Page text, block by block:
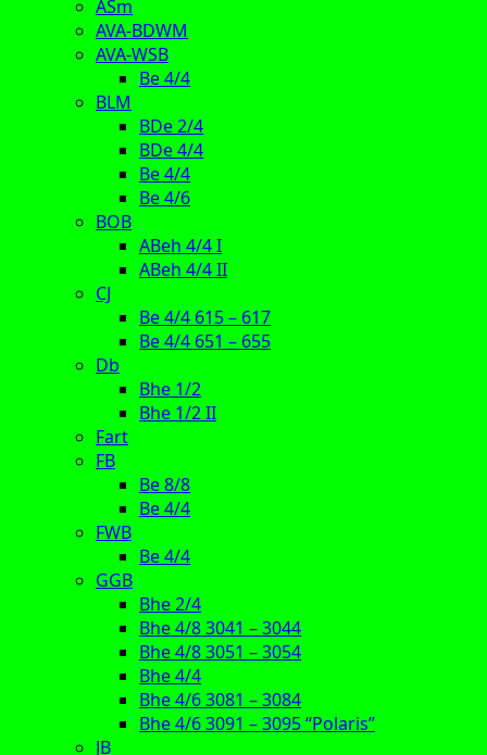
ASm
AVA-BDWM
AVA-WSB
Be 4/4
BLM
BDe 2/4
BDe 4/4
Be 4/4
Be 4/6
BOB
ABeh 4/4 I
ABeh 4/4 II
CJ
Be 4/4 615 – 617
Be 4/4 651 – 655
Db
Bhe 1/2
Bhe 1/2 II
Fart
FB
Be 8/8
Be 4/4
FWB
Be 4/4
GGB
Bhe 2/4
Bhe 4/8 3041 – 3044
Bhe 4/8 3051 – 3054
Bhe 4/4
Bhe 4/6 3081 – 3084
Bhe 4/6 3091 – 3095 “Polaris”
JB